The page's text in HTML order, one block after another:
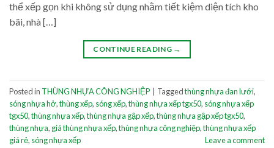
thể xếp gọn khi không sử dụng nhằm tiết kiệm diện tích kho
bãi, nhà […]
CONTINUE READING →
Posted in THÙNG NHỰA CÔNG NGHIỆP Taggedthùng nhựa đan lưới,
sóng nhựa hở,thùng xếp, sóng xếp,thùng nhựa xếp tgx50, sóng nhựa xếp
tgx50,thùng nhựa xếp,thùng nhựa gập xếp,thùng nhựa gập xếp tgx50,
thùng nhựa, giá thùng nhựa xếp,thùng nhựa công nghiệp,thùng nhựa xếp
giá rẻ, sóng nhựa xếp Leave a comment